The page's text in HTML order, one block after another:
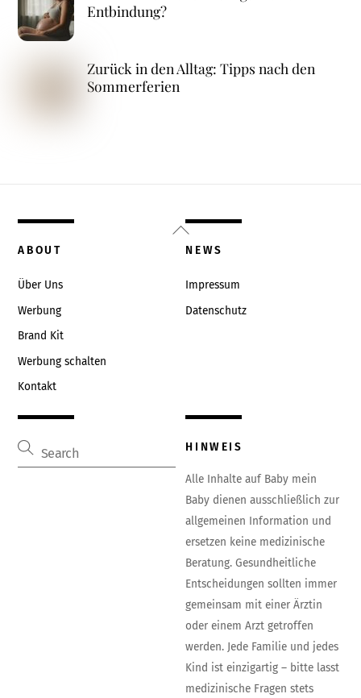
Entbindung?
Zurück in den Alltag: Tipps nach den
Sommerferien
Back
To
ABOUT
Über Uns
Werbung
Brand Kit
Werbung schalten
Kontakt
NEWS
Impressum
Datenschutz
HINWEIS
Alle Inhalte auf Baby mein
Baby dienen ausschließlich zur
allgemeinen Information und
ersetzen keine medizinische
Beratung. Gesundheitliche
Entscheidungen sollten immer
gemeinsam mit einer Ärztin
oder einem Arzt getroffen
werden. Jede Familie und jedes
Kind ist einzigartig – bitte lasst
medizinische Fragen stets